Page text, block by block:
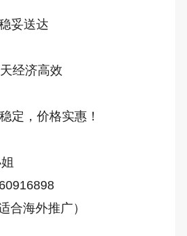
妥送达
经济高效
定，价格实惠！
合海外推广）